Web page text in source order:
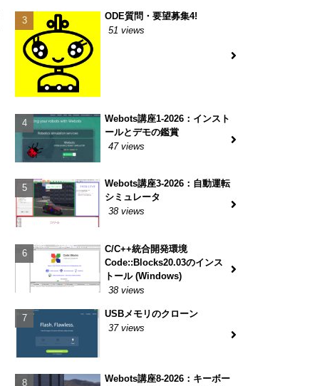
ODE質問・要望募集4!
51 views
Webots講座1-2026：インスト
ールとデモの鑑賞
47 views
Webots講座3-2026：自動運転
シミュレータ
38 views
C/C++統合開発環境
Code::Blocks20.03のインス
トール (Windows)
38 views
USBメモリのクローン
37 views
Webots講座8-2026：キーボー